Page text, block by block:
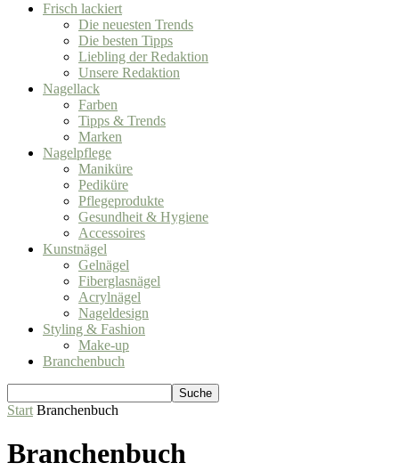
Frisch lackiert
Die neuesten Trends
Die besten Tipps
Liebling der Redaktion
Unsere Redaktion
Nagellack
Farben
Tipps & Trends
Marken
Nagelpflege
Maniküre
Pediküre
Pflegeprodukte
Gesundheit & Hygiene
Accessoires
Kunstnägel
Gelnägel
Fiberglasnägel
Acrylnägel
Nageldesign
Styling & Fashion
Make-up
Branchenbuch
Start Branchenbuch
Branchenbuch